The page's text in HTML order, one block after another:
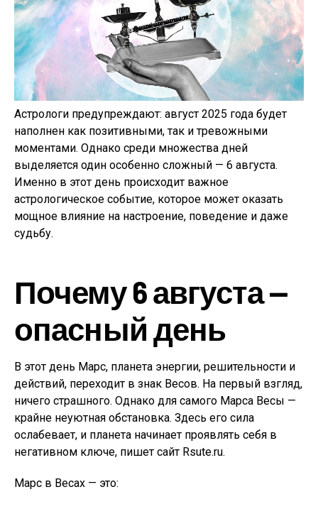
Астрологи предупреждают: август 2025 года будет
наполнен как позитивными, так и тревожными
моментами. Однако среди множества дней
выделяется один особенно сложный — 6 августа.
Именно в этот день происходит важное
астрологическое событие, которое может оказать
мощное влияние на настроение, поведение и даже
судьбу.
Почему 6 августа —
опасный день
В этот день Марс, планета энергии, решительности и
действий, переходит в знак Весов. На первый взгляд,
ничего страшного. Однако для самого Марса Весы —
крайне неуютная обстановка. Здесь его сила
ослабевает, и планета начинает проявлять себя в
негативном ключе, пишет сайт Rsute.ru.
Марс в Весах — это: